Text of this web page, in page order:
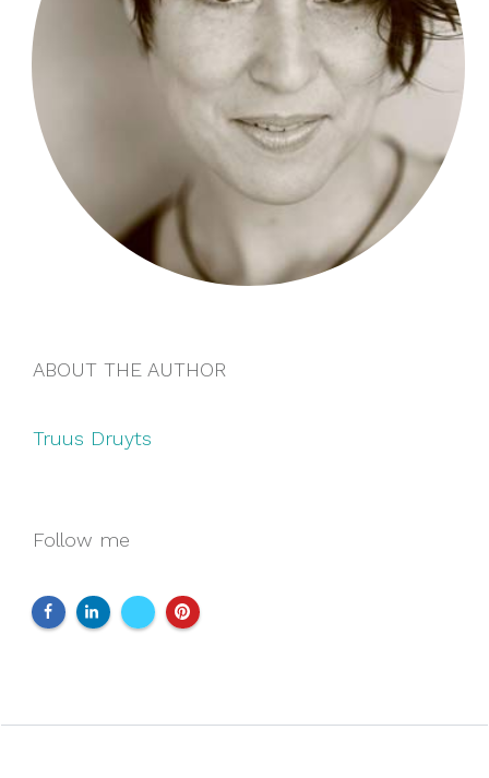
ABOUT THE AUTHOR
Truus Druyts
Follow me